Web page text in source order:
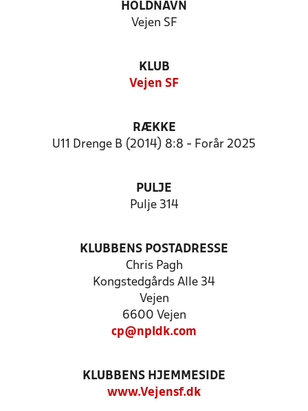
HOLDNAVN
Vejen SF
KLUB
Vejen SF
RÆKKE
U11 Drenge B (2014) 8:8 - Forår 2025
PULJE
Pulje 314
KLUBBENS POSTADRESSE
Chris Pagh
Kongstedgårds Alle 34
Vejen
6600 Vejen
cp@npldk.com
KLUBBENS HJEMMESIDE
www.Vejensf.dk